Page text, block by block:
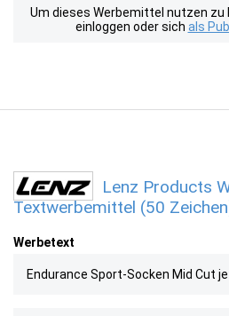
Um dieses Werbemittel nutzen zu
einloggen oder sich als
Lenz Products
Textwerbemittel (50
Werbetext
Endurance Sport-Socken Mid Cut